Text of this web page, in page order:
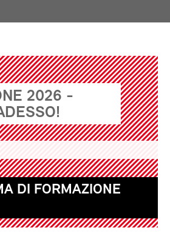
2026 -
DI FORMAZIONE